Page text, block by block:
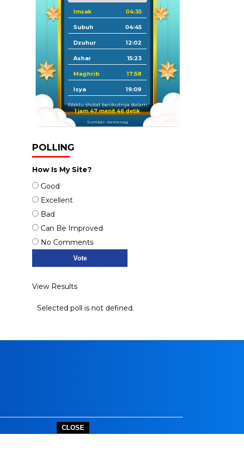
CLOSE
Imsak 04:35
Subuh 04:45
Dzuhur 12:02
Ashar 15:23
Maghrib 17:58
Isya 19:09
Waktu sholat berikutnya dalam:
1 jam 47 menit 45 detik
Sumber: Kemenag
POLLING
How Is My Site?
Good
Excellent
Bad
Can Be Improved
No Comments
View Results
Selected poll is not defined.